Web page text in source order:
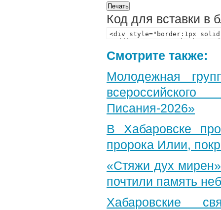
Код для вставки в
Смотрите также:
Молодежная
Писания-2026»
В Хабаровске
пророка Илии,
«Стяжи дух
почтили память
Хабаровские